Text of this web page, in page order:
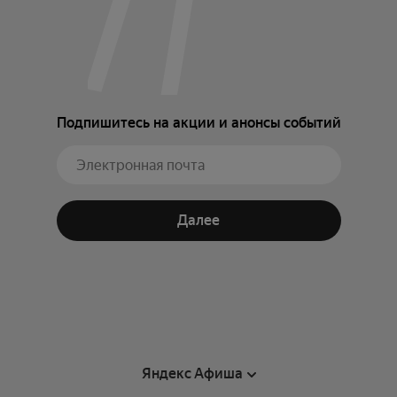
Подпишитесь на акции и анонсы событий
Далее
Яндекс Афиша